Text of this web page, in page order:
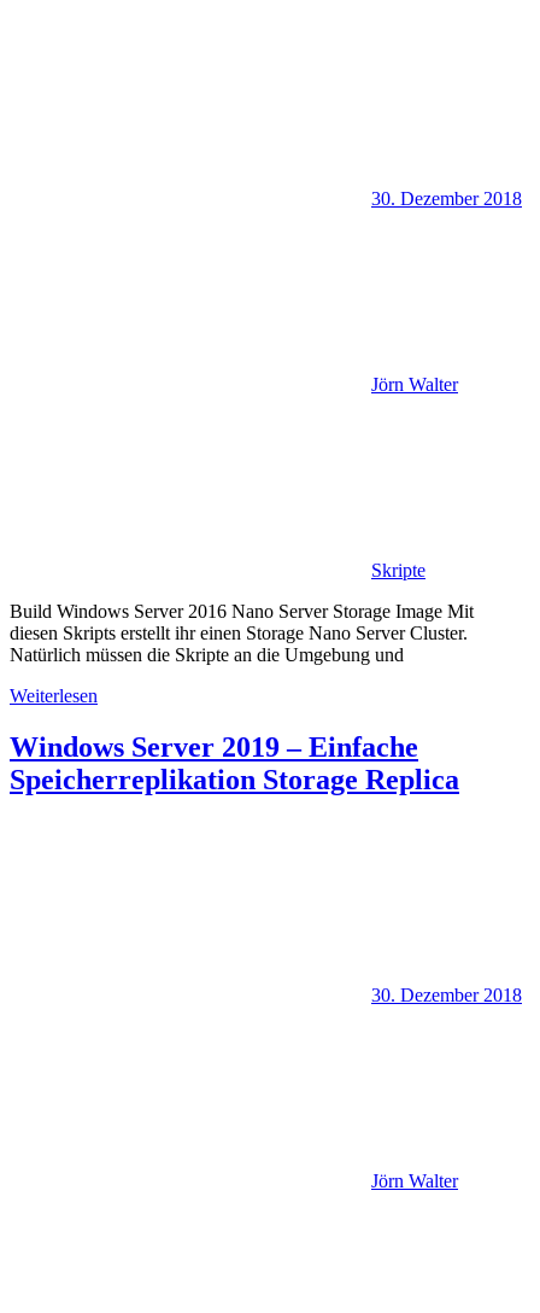
30. Dezember 2018
Jörn Walter
Skripte
Build Windows Server 2016 Nano Server Storage Image Mit
diesen Skripts erstellt ihr einen Storage Nano Server Cluster.
Natürlich müssen die Skripte an die Umgebung und
Weiterlesen
Windows Server 2019 – Einfache
Speicherreplikation Storage Replica
30. Dezember 2018
Jörn Walter